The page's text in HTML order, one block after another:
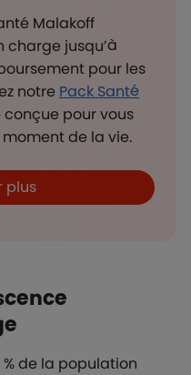
Malakoff
charge jusqu’à
pour les
notre Pack Santé
conçue pour vous
de la vie.
plus
% de la population